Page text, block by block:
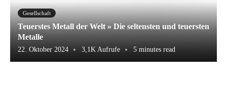
Gesellschaft
Teuerstes Metall der Welt » Die seltensten und teuersten
Metalle
22. Oktober 2024 3,1K Aufrufe 5 minutes read